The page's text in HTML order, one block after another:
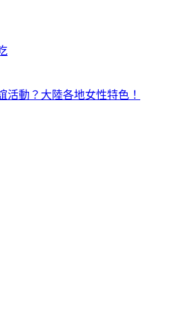
活動？大陸各地女性特色！